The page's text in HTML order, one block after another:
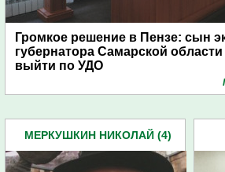
Громкое решение в Пензе: сын
губернатора Самарской
выйти по УДО
МЕРКУШКИН НИКОЛАЙ (4)